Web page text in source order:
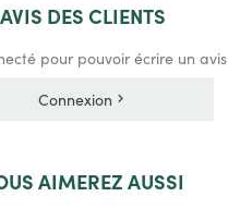
AVIS DES CLIENTS
pour pouvoir écrire un avis
Connexion
AIMEREZ AUSSI